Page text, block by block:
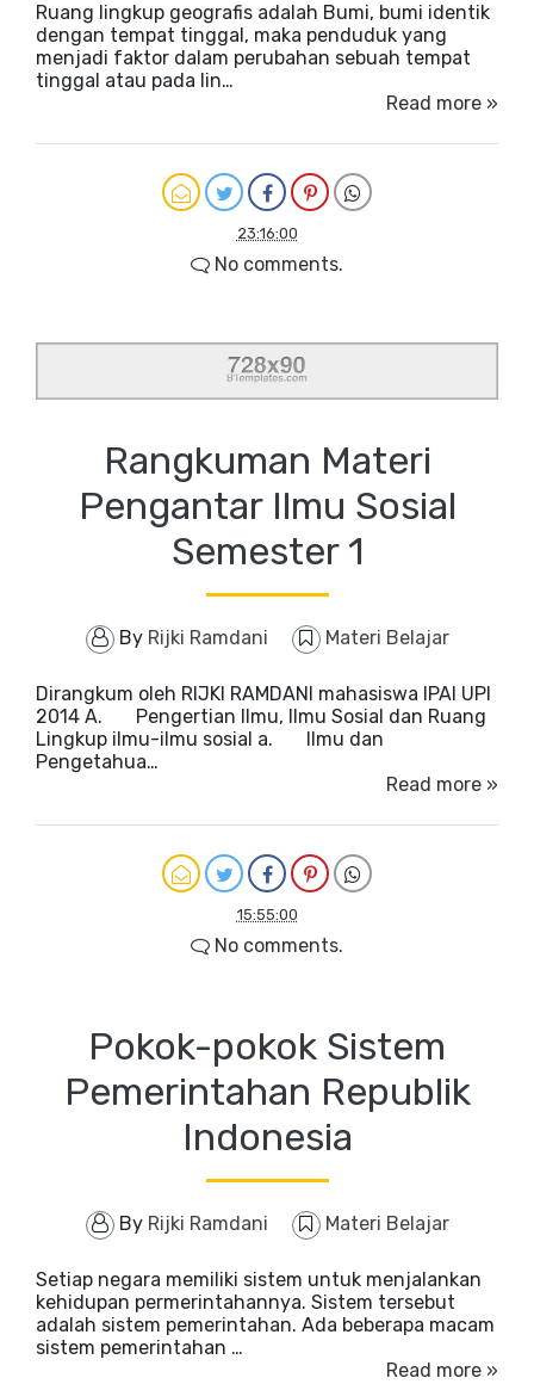
Ruang lingkup geografis adalah Bumi, bumi identik
dengan tempat tinggal, maka penduduk yang
menjadi faktor dalam perubahan sebuah tempat
tinggal atau pada lin…
Read more »
23:16:00
No comments.
Rangkuman Materi
Pengantar Ilmu Sosial
Semester 1
By Rijki Ramdani Materi Belajar
Dirangkum oleh RIJKI RAMDANI mahasiswa IPAI UPI
2014 A. Pengertian Ilmu, Ilmu Sosial dan Ruang
Lingkup ilmu-ilmu sosial a. Ilmu dan
Pengetahua…
Read more »
15:55:00
No comments.
Pokok-pokok Sistem
Pemerintahan Republik
Indonesia
By Rijki Ramdani Materi Belajar
Setiap negara memiliki sistem untuk menjalankan
kehidupan permerintahannya. Sistem tersebut
adalah sistem pemerintahan. Ada beberapa macam
sistem pemerintahan …
Read more »